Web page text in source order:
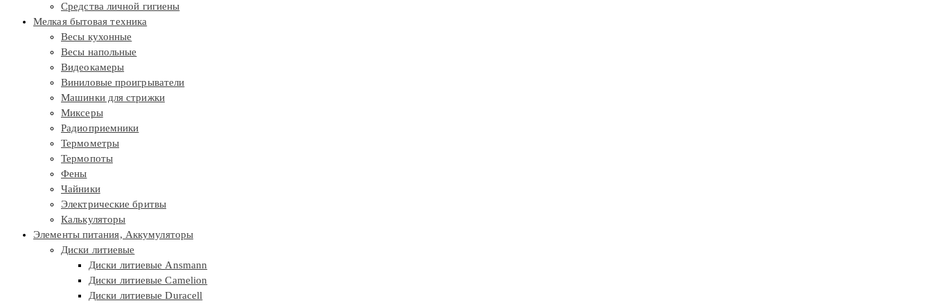
Средства личной гигиены
Мелкая бытовая техника
Весы кухонные
Весы напольные
Видеокамеры
Виниловые проигрыватели
Машинки для стрижки
Миксеры
Радиоприемники
Термометры
Термопоты
Фены
Чайники
Электрические бритвы
Калькуляторы
Элементы питания, Аккумуляторы
Диски литиевые
Диски литиевые Ansmann
Диски литиевые Camelion
Диски литиевые Duracell